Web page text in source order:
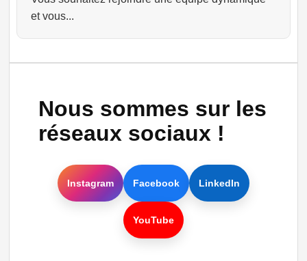
et vous...
Nous sommes sur les
réseaux sociaux !
Instagram Facebook LinkedIn
YouTube